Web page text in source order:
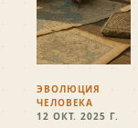
ЭВОЛЮЦИЯ
ЧЕЛОВЕКА
12 ОКТ. 2025 Г.